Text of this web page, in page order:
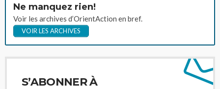
Ne manquez rien!
Voir les archives d’OrientAction en bref.
VOIR LES ARCHIVES
S’ABONNER À